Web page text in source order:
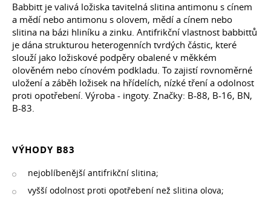
Babbitt je valivá ložiska tavitelná slitina antimonu s cínem
a mědí nebo antimonu s olovem, mědí a cínem nebo
slitina na bázi hliníku a zinku. Antifrikční vlastnost babbittů
je dána strukturou heterogenních tvrdých částic, které
slouží jako ložiskové podpěry obalené v měkkém
olověném nebo cínovém podkladu. To zajistí rovnoměrné
uložení a záběh ložisek na hřídelích, nízké tření a odolnost
proti opotřebení. Výroba - ingoty. Značky: B-88, B-16, BN,
B-83.
VÝHODY B83
nejoblíbenější antifrikční slitina;
vyšší odolnost proti opotřebení než slitina olova;